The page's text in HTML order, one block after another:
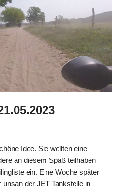
Idee. Sie wollten eine
an diesem Spaß teilhaben
ein. Eine Woche später
der JET Tankstelle in